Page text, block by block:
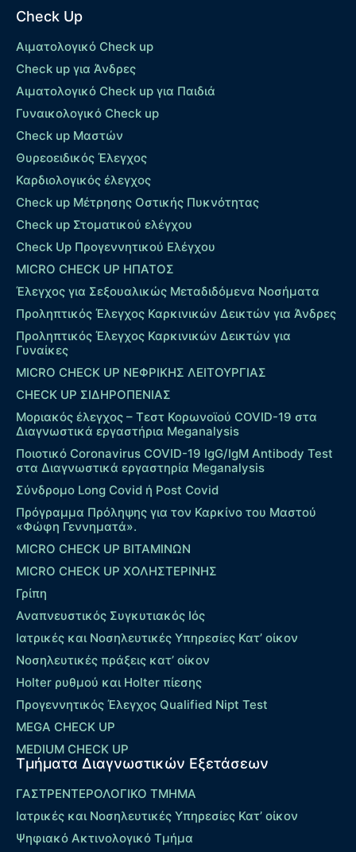
Check Up
Αιματολογικό Check up
Check up για Άνδρες
Αιματολογικό Check up για Παιδιά
Γυναικολογικό Check up
Check up Μαστών
Θυρεοειδικός Έλεγχος
Καρδιολογικός έλεγχος
Check up Mέτρησης Οστικής Πυκνότητας
Check up Στοματικού ελέγχου
Check Up Προγεννητικού Ελέγχου
MICRO CHECK UP HΠΑΤΟΣ
Έλεγχος για Σεξουαλικώς Μεταδιδόμενα Νοσήματα
Προληπτικός Έλεγχος Καρκινικών Δεικτών για Άνδρες
Προληπτικός Έλεγχος Καρκινικών Δεικτών για
Γυναίκες
MICRO CHECK UP ΝΕΦΡΙΚΗΣ ΛΕΙΤΟΥΡΓΙΑΣ
CHECK UP ΣΙΔΗΡΟΠΕΝΙΑΣ
Μοριακός έλεγχος – Τεστ Κορωνοϊού COVID-19 στα
Διαγνωστικά εργαστήρια Meganalysis
Ποιοτικό Coronavirus COVID-19 IgG/IgM Antibody Test
στα Διαγνωστικά εργαστηρία Meganalysis
Σύνδρομο Long Covid ή Post Covid
Πρόγραμμα Πρόληψης για τον Καρκίνο του Μαστού
«Φώφη Γεννηματά».
MICRO CHECK UP ΒΙΤΑΜΙΝΩΝ
MICRO CHECK UP ΧΟΛΗΣΤΕΡΙΝΗΣ
Γρίπη
Αναπνευστικός Συγκυτιακός Ιός
Ιατρικές και Νοσηλευτικές Υπηρεσίες Κατ’ οίκον
Νοσηλευτικές πράξεις κατ’ οίκον
Holter ρυθμού και Holter πίεσης
Προγεννητικός Έλεγχος Qualified Nipt Test
MEGA CHECK UP
MEDIUM CHECK UP
Τμήματα Διαγνωστικών Εξετάσεων
ΓΑΣΤΡΕΝΤΕΡΟΛΟΓΙΚΟ ΤΜΗΜΑ
Ιατρικές και Νοσηλευτικές Υπηρεσίες Κατ’ οίκον
Ψηφιακό Ακτινολογικό Τμήμα